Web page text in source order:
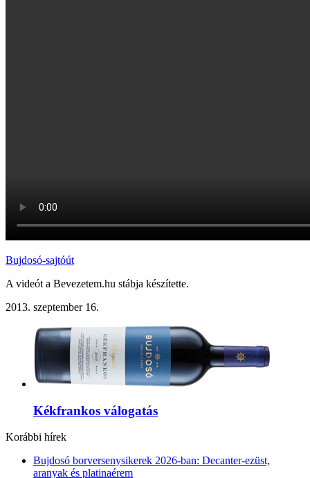
Bujdosó-sajtóút
A videót a Bevezetem.hu stábja készítette.
2013. szeptember 16.
Kékfrankos válogatás
Korábbi hírek
Bujdosó borversenysikerek 2026-ban: Decanter-ezüst,
aranyak és platinaérem